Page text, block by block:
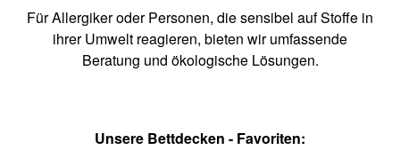
Für Allergiker oder Personen, die sensibel auf Stoffe in
ihrer Umwelt reagieren, bieten wir umfassende
Beratung und ökologische Lösungen.
Unsere Bettdecken - Favoriten: